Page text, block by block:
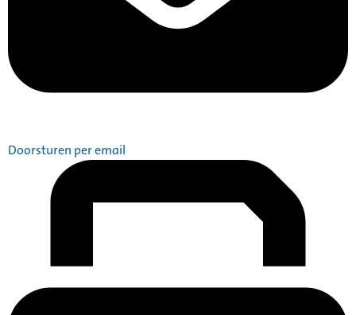
Doorsturen per email